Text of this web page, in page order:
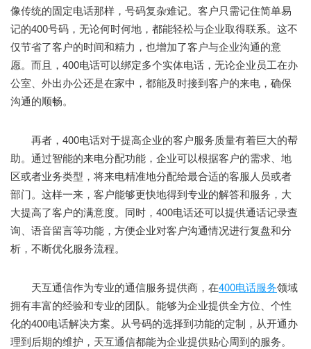
像传统的固定电话那样，号码复杂难记。客户只需记住简单易
记的400号码，无论何时何地，都能轻松与企业取得联系。这不
仅节省了客户的时间和精力，也增加了客户与企业沟通的意
愿。而且，400电话可以绑定多个实体电话，无论企业员工在办
公室、外出办公还是在家中，都能及时接到客户的来电，确保
沟通的顺畅。
再者，400电话对于提高企业的客户服务质量有着巨大的帮
助。通过智能的来电分配功能，企业可以根据客户的需求、地
区或者业务类型，将来电精准地分配给最合适的客服人员或者
部门。这样一来，客户能够更快地得到专业的解答和服务，大
大提高了客户的满意度。同时，400电话还可以提供通话记录查
询、语音留言等功能，方便企业对客户沟通情况进行复盘和分
析，不断优化服务流程。
天互通信作为专业的通信服务提供商，在400电话服务领域
拥有丰富的经验和专业的团队。能够为企业提供全方位、个性
化的400电话解决方案。从号码的选择到功能的定制，从开通办
理到后期的维护，天互通信都能为企业提供贴心周到的服务。